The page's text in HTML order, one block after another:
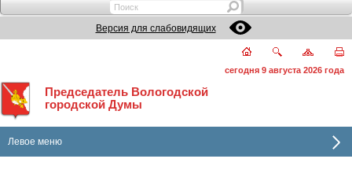
Версия для слабовидящих
сегодня 9 августа 2026 года
Председатель Вологодской
городской Думы
Левое меню